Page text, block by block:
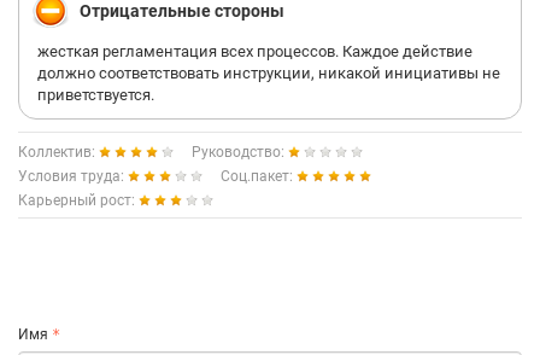
Отрицательные стороны
жесткая регламентация всех процессов. Каждое действие
должно соответствовать инструкции, никакой инициативы не
приветствуется.
Коллектив:
Руководство:
Условия труда:
Соц.пакет:
Карьерный рост:
Имя